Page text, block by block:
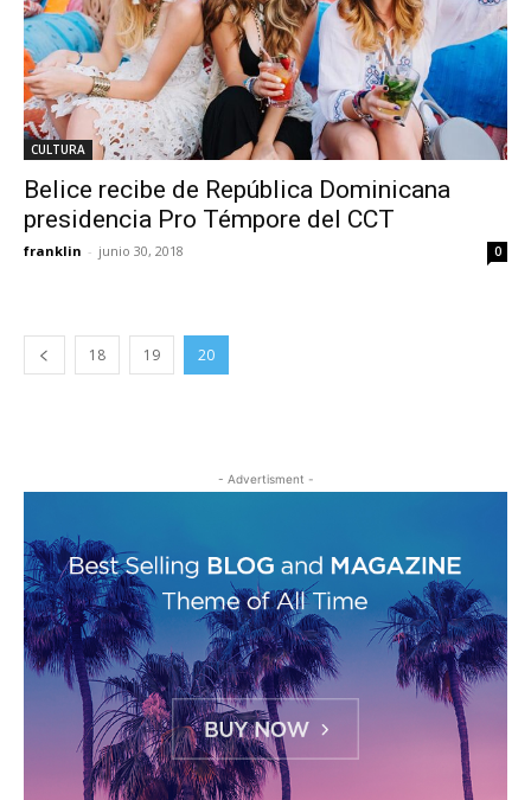
CULTURA
Belice recibe de República Dominicana
presidencia Pro Témpore del CCT
franklin - junio 30, 2018 0
18 19 20
- Advertisment -